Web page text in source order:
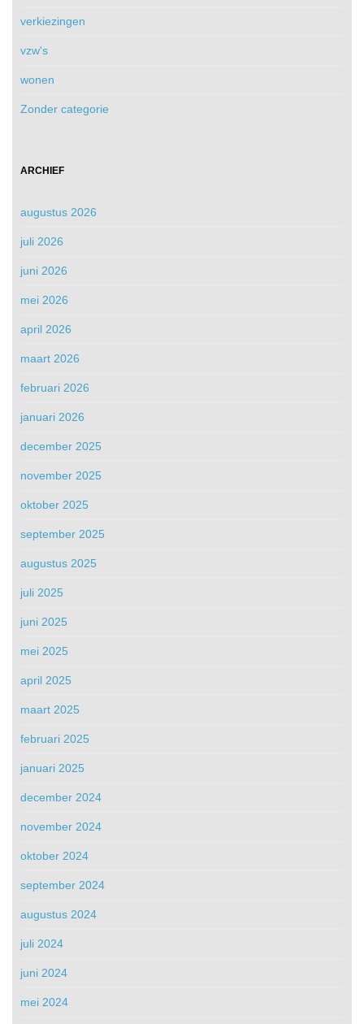
verkiezingen
vzw's
wonen
Zonder categorie
ARCHIEF
augustus 2026
juli 2026
juni 2026
mei 2026
april 2026
maart 2026
februari 2026
januari 2026
december 2025
november 2025
oktober 2025
september 2025
augustus 2025
juli 2025
juni 2025
mei 2025
april 2025
maart 2025
februari 2025
januari 2025
december 2024
november 2024
oktober 2024
september 2024
augustus 2024
juli 2024
juni 2024
mei 2024